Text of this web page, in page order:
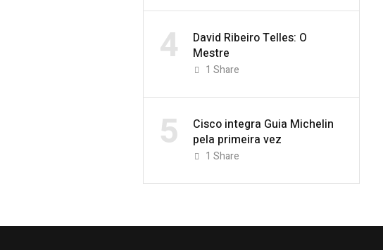
4
David Ribeiro Telles: O
Mestre
1 Share
5
Cisco integra Guia Michelin
pela primeira vez
1 Share